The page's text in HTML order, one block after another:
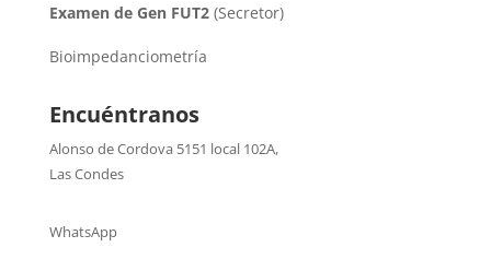
Examen de Gen FUT2(Secretor)
Bioimpedanciometría
Encuéntranos
Alonso de Cordova 5151 local 102A,
Las Condes
WhatsApp